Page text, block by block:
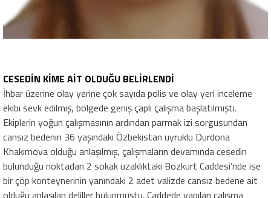
CESEDİN KİME AİT OLDUĞU BELİRLENDİ
İhbar üzerine olay yerine çok sayıda polis ve olay yeri inceleme
ekibi sevk edilmiş, bölgede geniş çaplı çalışma başlatılmıştı.
Ekiplerin yoğun çalışmasının ardından parmak izi sorgusundan
cansız bedenin 36 yaşındaki Özbekistan uyruklu Durdona
Khakımova olduğu anlaşılmış, çalışmaların devamında cesedin
bulunduğu noktadan 2 sokak uzaklıktaki Bozkurt Caddesi’nde ise
bir çöp konteynerinin yanındaki 2 adet valizde cansız bedene ait
olduğu anlaşılan deliller bulunmuştu. Caddede yapılan çalışma